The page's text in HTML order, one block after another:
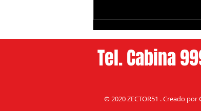
que cambió su Rostro
© 2020 ZECTOR51 . Creado por
Tel. Cabina